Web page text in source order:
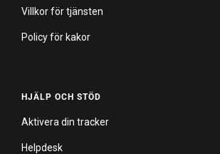
Villkor för tjänsten
Policy för kakor
HJÄLP OCH STÖD
Aktivera din tracker
Helpdesk